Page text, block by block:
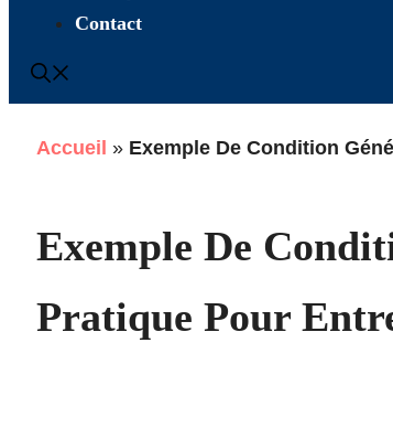
Contact
Accueil » Exemple De Condition
Exemple De
Pratique Pour